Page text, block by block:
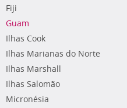
Fiji
Guam
Ilhas Cook
Ilhas Marianas do Norte
Ilhas Marshall
Ilhas Salomão
Micronésia